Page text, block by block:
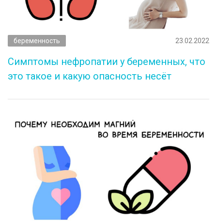
беременность 23.02.2022
Симптомы нефропатии у беременных, что
это такое и какую опасность несёт